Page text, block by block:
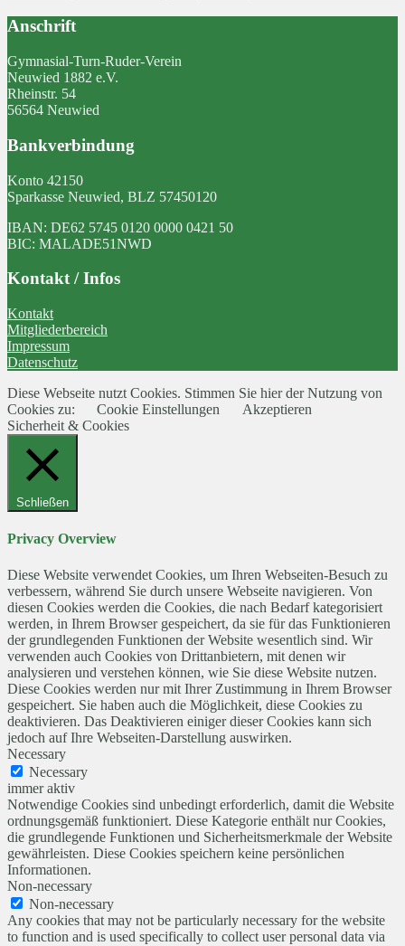
Anschrift
Gymnasial-Turn-Ruder-Verein
Neuwied 1882 e.V.
Rheinstr. 54
56564 Neuwied
Bankverbindung
Konto 42150
Sparkasse Neuwied, BLZ 57450120
IBAN: DE62 5745 0120 0000 0421 50
BIC: MALADE51NWD
Kontakt / Infos
Kontakt
Mitgliederbereich
Impressum
Datenschutz
Diese Webseite nutzt Cookies. Stimmen Sie hier der Nutzung von
Cookies zu:
Cookie Einstellungen
Akzeptieren
Sicherheit & Cookies
Schließen
Privacy Overview
Diese Website verwendet Cookies, um Ihren Webseiten-Besuch zu
verbessern, während Sie durch unsere Webseite navigieren. Von
diesen Cookies werden die Cookies, die nach Bedarf kategorisiert
werden, in Ihrem Browser gespeichert, da sie für das Funktionieren
der grundlegenden Funktionen der Website wesentlich sind. Wir
verwenden auch Cookies von Drittanbietern, mit denen wir
analysieren und verstehen können, wie Sie diese Website nutzen.
Diese Cookies werden nur mit Ihrer Zustimmung in Ihrem Browser
gespeichert. Sie haben auch die Möglichkeit, diese Cookies zu
deaktivieren. Das Deaktivieren einiger dieser Cookies kann sich
jedoch auf Ihre Webseiten-Darstellung auswirken.
Necessary
Necessary
immer aktiv
Notwendige Cookies sind unbedingt erforderlich, damit die Website
ordnungsgemäß funktioniert. Diese Kategorie enthält nur Cookies,
die grundlegende Funktionen und Sicherheitsmerkmale der Website
gewährleisten. Diese Cookies speichern keine persönlichen
Informationen.
Non-necessary
Non-necessary
Any cookies that may not be particularly necessary for the website
to function and is used specifically to collect user personal data via